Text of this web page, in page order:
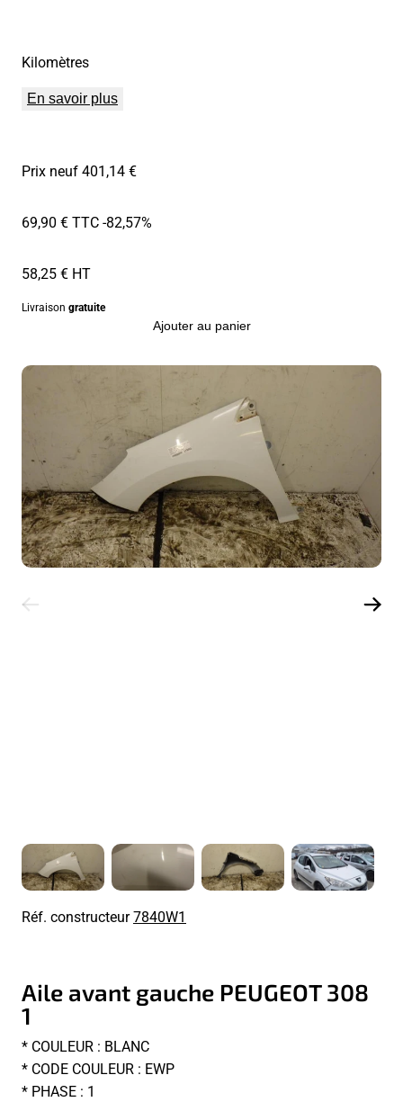
Kilomètres
En savoir plus
Prix neuf 401,14 €
69,90 € TTC-82,57%
58,25 € HT
Livraison gratuite
Ajouter au panier
Réf. constructeur7840W1
Aile avant gauche PEUGEOT 308
1
* COULEUR : BLANC
* CODE COULEUR : EWP
* PHASE : 1